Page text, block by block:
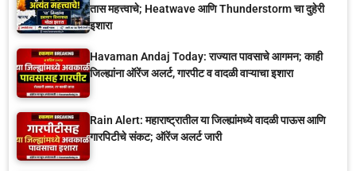
तास महत्त्वाचे; Heatwave आणि Thunderstorm चा दुहेरी
इशारा
Havaman Andaj Today: राज्यात पावसाचे आगमन; काही
जिल्ह्यांना ऑरेंज अलर्ट, गारपीट व वादळी वाऱ्याचा इशारा
Rain Alert: महाराष्ट्रातील या जिल्ह्यांमध्ये वादळी पाऊस आणि
गारपिटीचे संकट; ऑरेंज अलर्ट जारी